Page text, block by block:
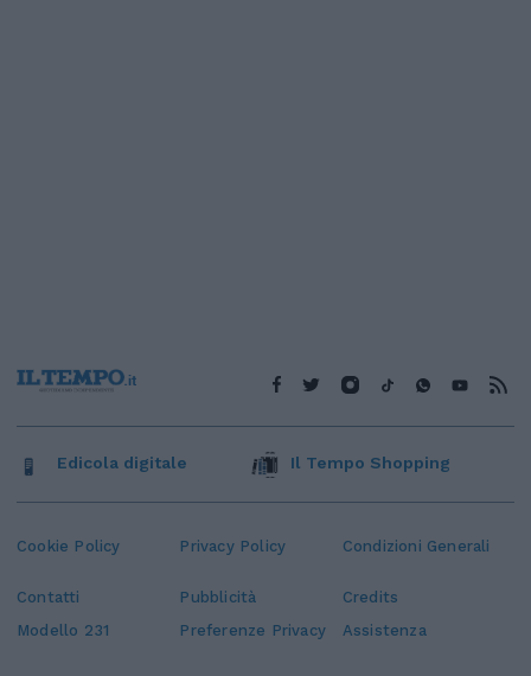
Cookie Policy Privacy Policy Condizioni Generali
Contatti Pubblicità
Credits
Modello 231
Preferenze Privacy Assistenza
Edicola digitale Il Tempo Shopping